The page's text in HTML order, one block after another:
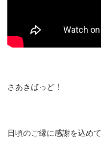
さあきばっど！
日頃のご縁に感謝を込めて